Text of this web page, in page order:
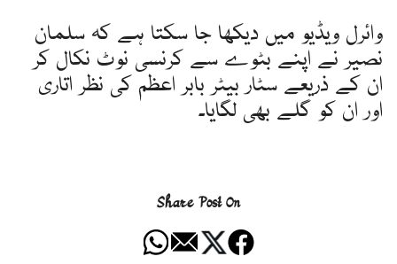
وائرل ویڈیو میں دیکھا جا سکتا ہے کہ سلمان
نصیر نے اپنے بٹوے سے کرنسی نوٹ نکال کر
ان کے ذریعے سٹار بیٹر بابر اعظم کی نظر اتاری
اور ان کو گلے بھی لگایا۔
Share Post On